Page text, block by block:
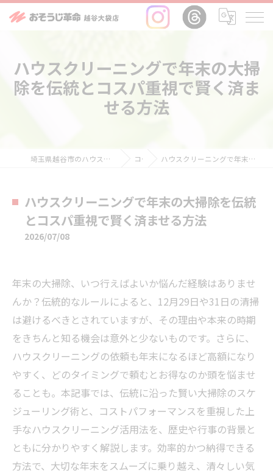
ハウスクリーニングで年末の大掃
除を伝統とコスパ重視で賢く済ま
せる方法
埼玉県越谷市のハウスクリーニングならおそうじ革命越谷大袋店 コラム ハウスクリーニングで年末の大掃除を伝統とコスパ重視で賢く済ませる方法
ハウスクリーニングで年末の大掃除を伝統
とコスパ重視で賢く済ませる方法
2026/07/08
年末の大掃除、いつ行えばよいか悩んだ経験はありませ
んか？伝統的なルールによると、12月29日や31日の清掃
は避けるべきとされていますが、その理由や本来の時期
をきちんと知る機会は意外と少ないものです。さらに、
ハウスクリーニングの依頼も年末になるほど高額になり
やすく、どのタイミングで頼むとお得なのか頭を悩ませ
ることも。本記事では、伝統に沿った賢い大掃除のスケ
ジューリング術と、コストパフォーマンスを重視した上
手なハウスクリーニング活用法を、歴史や行事の背景と
ともに分かりやすく解説します。効率的かつ納得できる
方法で、大切な年末をスムーズに乗り越え、清々しい気